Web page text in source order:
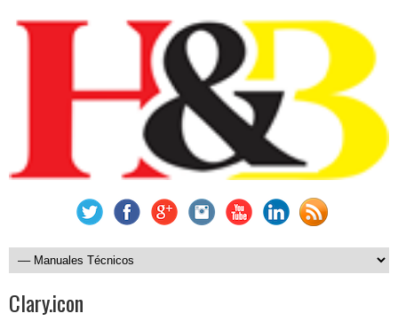
Clary.icon